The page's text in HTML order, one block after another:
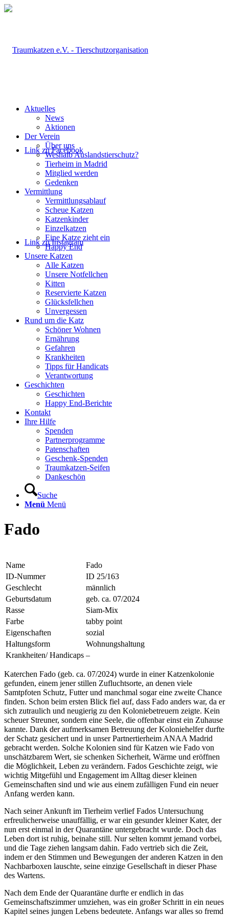
Link zu Facebook
Link zu Instagram
Aktuelles
News
Aktionen
Der Verein
Über uns
Weshalb Auslandstierschutz?
Tierheim in Madrid
Mitglied werden
Gedenken
Vermittlung
Vermittlungsablauf
Scheue Katzen
Katzenkinder
Einzelkatzen
Eine Katze zieht ein
Happy End
Unsere Katzen
Alle Katzen
Unsere Notfellchen
Kitten
Reservierte Katzen
Glücksfellchen
Unvergessen
Rund um die Katz
Schöner Wohnen
Ernährung
Gefahren
Krankheiten
Tipps für Handicats
Verantwortung
Geschichten
Geschichten
Happy End-Berichte
Kontakt
Ihre Hilfe
Spenden
Partnerprogramme
Patenschaften
Geschenk-Spenden
Traumkatzen-Seifen
Dankeschön
Suche
Menü Menü
Fado
Name
Fado
ID-Nummer
ID 25/163
Geschlecht
männlich
Geburtsdatum
geb. ca. 07/2024
Rasse
Siam-Mix
Farbe
tabby point
Eigenschaften
sozial
Haltungsform
Wohnungshaltung
Krankheiten/ Handicaps –
Katerchen Fado (geb. ca. 07/2024) wurde in einer Katzenkolonie
gefunden, einem jener stillen Zufluchtsorte, an denen viele
Samtpfoten Schutz, Futter und manchmal sogar eine zweite Chance
finden. Schon beim ersten Blick fiel auf, dass Fado anders war, da er
sich zutraulich und neugierig zu den Koloniebetreuern zeigte. Kein
scheuer Streuner, sondern eine Seele, die offenbar einst ein Zuhause
kannte. Dank der aufmerksamen Betreuung der Koloniehelfer durfte
der Schatz gesichert und in unser Partnertierheim ANAA Madrid
gebracht werden. Solche Kolonien sind für Katzen wie Fado von
unschätzbarem Wert, sie schenken Sicherheit, Wärme und eröffnen
die Möglichkeit, Leben zu verändern. Fados Geschichte zeigt, wie
wichtig Mitgefühl und Engagement im Alltag dieser kleinen
Gemeinschaften sind und wie aus einem zufälligen Fund ein neuer
Anfang werden kann.
Nach seiner Ankunft im Tierheim verlief Fados Untersuchung
erfreulicherweise unauffällig, er war ein gesunder kleiner Kater, der
nun erst einmal in der Quarantäne untergebracht wurde. Doch das
Leben dort ist ruhig, beinahe still. Nur selten kommt jemand vorbei,
und die Tage ziehen langsam dahin. Fado vertrieb sich die Zeit,
indem er den Stimmen und Bewegungen der anderen Katzen in den
Nachbarboxen lauschte, seine einzige Gesellschaft in dieser Phase
des Wartens.
Nach dem Ende der Quarantäne durfte er endlich in das
Gemeinschaftszimmer umziehen, was ein großer Schritt in ein neues
Kapitel seines jungen Lebens bedeutete. Anfangs war alles so fremd